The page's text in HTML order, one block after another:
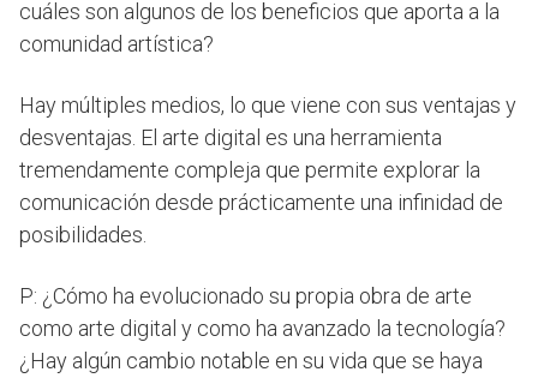
cuáles son algunos de los beneficios que aporta a la
comunidad artística?
Hay múltiples medios, lo que viene con sus ventajas y
desventajas. El arte digital es una herramienta
tremendamente compleja que permite explorar la
comunicación desde prácticamente una infinidad de
posibilidades.
P: ¿Cómo ha evolucionado su propia obra de arte
como arte digital y como ha avanzado la tecnología?
¿Hay algún cambio notable en su vida que se haya